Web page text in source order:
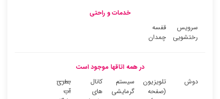
خدمات و راحتی
سرویس
رختشویی
قفسه
چمدان
در همه اتاقها موجود است
دوش
تلویزیون
(صفحه
سیستم
گرمایشی
کانال
های
بطری
آب